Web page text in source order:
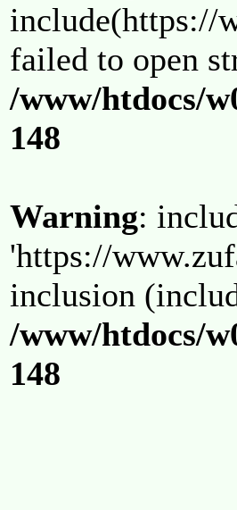
include(https://
failed to open
/www/htdocs/
148
Warning:
'https://
inclusion
/www/htdocs/
148